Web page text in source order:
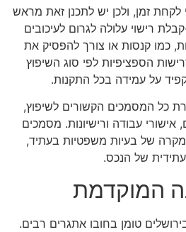
לקחת זמן, ולכן יש לתכנן זאת מראש
רישוי עלולה לגרום לעיכובים
כמו קנסות או צורך להפסיק את
הספציפיות לפי סוג השיפוץ
על עמידה בכל התקנות.
כל המסמכים הקשורים לשיפוץ,
עבודה ורישיונות. מסמכים
של בעיות משפטיות בעתיד,
של הנכס.
המוקדמת
טומן בחובו אתגרים רבים.